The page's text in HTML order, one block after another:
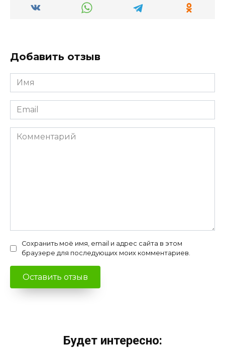
Добавить отзыв
Имя
*
Email
*
Комментарий
Сохранить моё имя, email и адрес сайта в этом
браузере для последующих моих комментариев.
Будет интересно: